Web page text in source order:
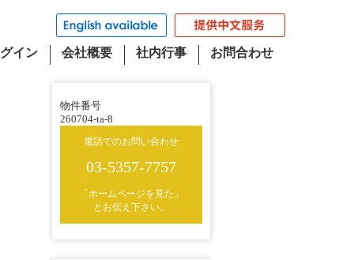
イン 会社概要 社内行事 お問合わせ
物件番号
260704-ta-8
電話でのお問い合わせ
03-5357-7757
「ホームページを見た」
とお伝え下さい。